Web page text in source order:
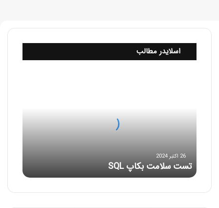
اسلایدر مطالب
ا
26 اکتبر 2024
تست سلامت بکاپ SQL